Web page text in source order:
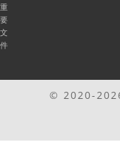
重
要
文
件
© 2020-